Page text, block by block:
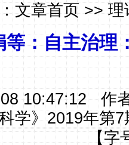
文章首页>>理
等：自主治理
10:47:12 作
学》2019年第7
【字